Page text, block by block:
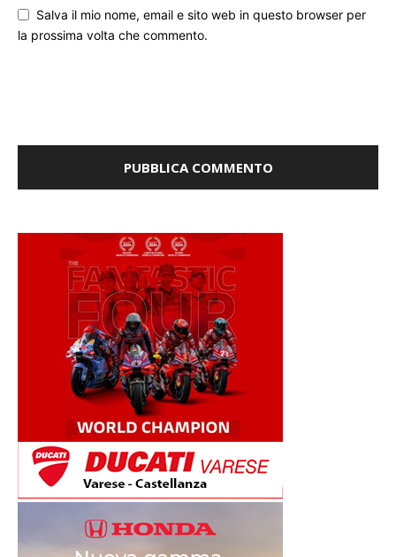
la prossima volta che commento.